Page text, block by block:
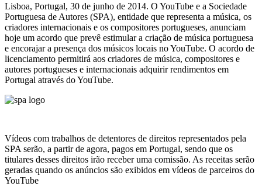
Lisboa, Portugal, 30 de junho de 2014. O YouTube e a Sociedade
Portuguesa de Autores (SPA), entidade que representa a música, os
criadores internacionais e os compositores portugueses, anunciam
hoje um acordo que prevê estimular a criação de música portuguesa
e encorajar a presença dos músicos locais no YouTube. O acordo de
licenciamento permitirá aos criadores de música, compositores e
autores portugueses e internacionais adquirir rendimentos em
Portugal através do YouTube.
Vídeos com trabalhos de detentores de direitos representados pela
SPA serão, a partir de agora, pagos em Portugal, sendo que os
titulares desses direitos irão receber uma comissão. As receitas serão
geradas quando os anúncios são exibidos em vídeos de parceiros do
YouTube